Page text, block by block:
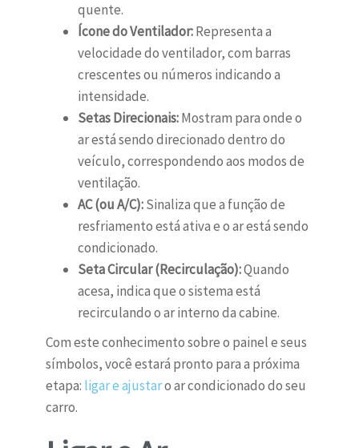
quente.
Ícone do Ventilador:Representa a
velocidade do ventilador, com barras
crescentes ou números indicando a
intensidade.
Setas Direcionais:Mostram para onde o
ar está sendo direcionado dentro do
veículo, correspondendo aos modos de
ventilação.
AC (ou A/C):Sinaliza que a função de
resfriamento está ativa e o ar está sendo
condicionado.
Seta Circular (Recirculação):Quando
acesa, indica que o sistema está
recirculando o ar interno da cabine.
Com este conhecimento sobre o painel e seus
símbolos, você estará pronto para a próxima
etapa: ligar e ajustaro ar condicionado do seu
carro.